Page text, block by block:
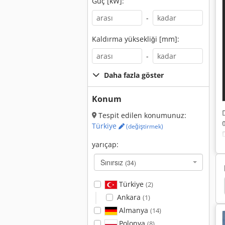
-
Kaldırma yüksekliği [mm]:
-
Daha fazla göster
Konum
Tespit edilen konumunuz:
Türkiye
(değiştirmek)
yarıçap:
Sınırsız (34)
Türkiye (2)
Ankara (1)
Almanya (14)
Hyundai Paletli Ekskavatör